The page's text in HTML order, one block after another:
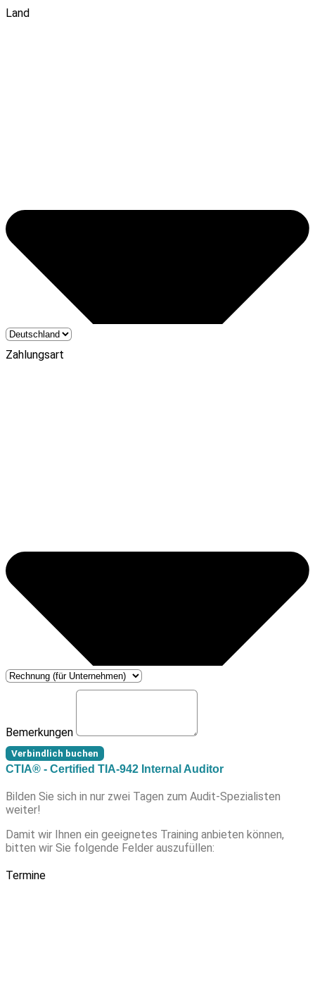
Land
Zahlungsart
Bemerkungen
Verbindlich buchen
CTIA® - Certified TIA-942 Internal Auditor
Bilden Sie sich in nur zwei Tagen zum Audit-Spezialisten
weiter!
Damit wir Ihnen ein geeignetes Training anbieten können,
bitten wir Sie folgende Felder auszufüllen:
Termine